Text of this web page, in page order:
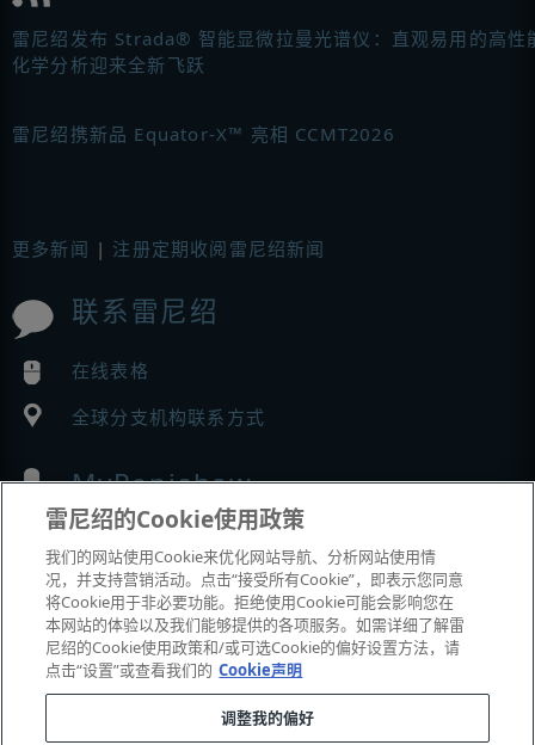
雷尼绍发布 Strada® 智能显微拉曼光谱仪：直观易用的高性
化学分析迎来全新飞跃
雷尼绍携新品 Equator-X™ 亮相 CCMT2026
更多新闻 | 注册定期收阅雷尼绍新闻
联系雷尼绍
在线表格
全球分支机构联系方式
MyRenishaw
在线商城
展会与市场活动
我们参加的活动
雷尼绍的Cookie使用政策
我们的网站使用Cookie来优化网站导航、分析网站使用情
况，并支持营销活动。点击“接受所有Cookie”，即表示您同意
将Cookie用于非必要功能。拒绝使用Cookie可能会影响您在
本网站的体验以及我们能够提供的各项服务。如需详细了解雷
尼绍的Cookie使用政策和/或可选Cookie的偏好设置方法，请
点击“设置”或查看我们的 Cookie声明
调整我的偏好